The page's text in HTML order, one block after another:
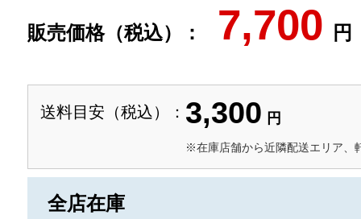
販売価格（税込）： 7,700 円
送料目安（税込）： 3,300 円
※在庫店舗から近隣配送エリア、
全店在庫